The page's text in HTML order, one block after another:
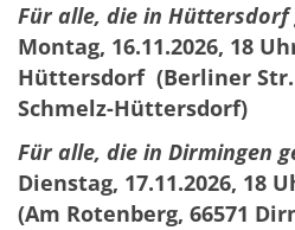
Für alle, die in
Montag, 16.11.2026, 18
Hüttersdorf (Berliner Str.
Schmelz-Hüttersdorf)
Für alle, die in Dirmingen
Dienstag, 17.11.2026, 18
(Am Rotenberg, 66571